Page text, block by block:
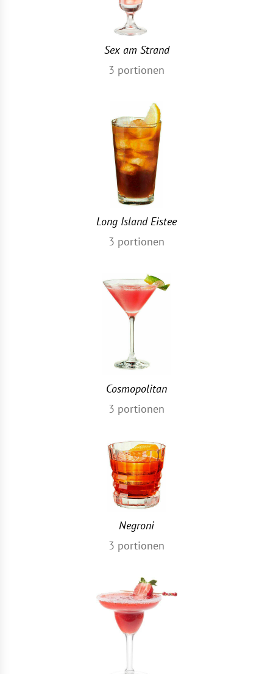
Sex am Strand
3 portionen
Long Island Eistee
3 portionen
Cosmopolitan
3 portionen
Negroni
3 portionen